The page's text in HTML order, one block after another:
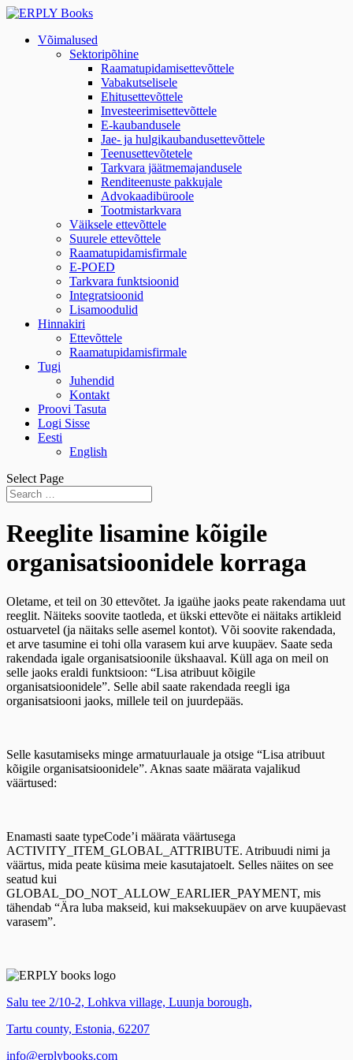
Võimalused
Sektoripõhine
Raamatupidamisettevõttele
Vabakutselisele
Ehitusettevõttele
Investeerimisettevõttele
E-kaubandusele
Jae- ja hulgikaubandusettevõttele
Teenusettevõtetele
Tarkvara jäätmemajandusele
Renditeenuste pakkujale
Advokaadibüroole
Tootmistarkvara
Väiksele ettevõttele
Suurele ettevõttele
Raamatupidamisfirmale
E-POED
Tarkvara funktsioonid
Integratsioonid
Lisamoodulid
Hinnakiri
Ettevõttele
Raamatupidamisfirmale
Tugi
Juhendid
Kontakt
Proovi Tasuta
Logi Sisse
Eesti
English
Select Page
Reeglite lisamine kõigile
organisatsioonidele korraga
Oletame, et teil on 30 ettevõtet. Ja igaühe jaoks peate rakendama uut
reeglit. Näiteks soovite taotleda, et ükski ettevõte ei näitaks artikleid
ostuarvetel (ja näitaks selle asemel kontot). Või soovite rakendada,
et arve tasumine ei tohi olla varasem kui arve kuupäev. Saate seda
rakendada igale organisatsioonile ükshaaval. Küll aga on meil on
selle jaoks eraldi funktsioon: “Lisa atribuut kõigile
organisatsioonidele”. Selle abil saate rakendada reegli iga
organisatsiooni jaoks, millele teil on juurdepääs.
Selle kasutamiseks minge armatuurlauale ja otsige “Lisa atribuut
kõigile organisatsioonidele”. Aknas saate määrata vajalikud
väärtused:
Enamasti saate typeCode’i määrata väärtusega
ACTIVITY_ITEM_GLOBAL_ATTRIBUTE. Atribuudi nimi ja
väärtus, mida peate küsima meie kasutajatoelt. Selles näites on see
seatud kui
GLOBAL_DO_NOT_ALLOW_EARLIER_PAYMENT, mis
tähendab “Ära luba makseid, kui maksekuupäev on arve kuupäevast
varasem”.
Salu tee 2/10-2, Lohkva village, Luunja borough,
Tartu county, Estonia, 62207
info@erplybooks.com